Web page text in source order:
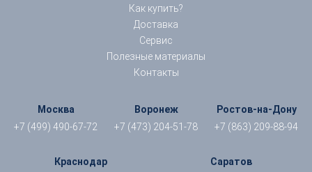
Как купить?
Доставка
Сервис
Полезные материалы
Контакты
Москва
+7 (499) 490-67-72
Воронеж
+7 (473) 204-51-78
Ростов-на-Дону
+7 (863) 209-88-94
Краснодар
Саратов